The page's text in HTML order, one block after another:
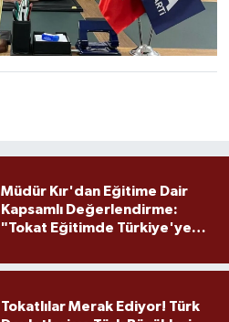
Müdür Kır'dan Eğitime Dair
Kapsamlı Değerlendirme:
"Tokat Eğitimde Türkiye'ye
Tokatlılar Merak Ediyor! Türk